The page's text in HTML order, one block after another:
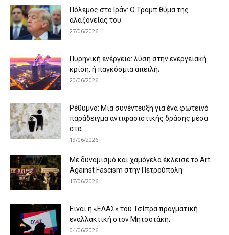
Πόλεμος στο Ιράν: Ο Τραμπ θύμα της
αλαζονείας του
27/06/2026
Πυρηνική ενέργεια: λύση στην ενεργειακή
κρίση, ή παγκόσμια απειλή;
20/06/2026
Ρέθυμνο: Μια συνέντευξη για ένα φωτεινό
παράδειγμα αντιφασιστικής δράσης μέσα
στα...
19/06/2026
Με δυναμισμό και χαμόγελα έκλεισε το Art
Against Fascism στην Πετρούπολη
17/06/2026
Είναι η «ΕΛΑΣ» του Τσίπρα πραγματική
εναλλακτική στον Μητσοτάκη;
04/06/2026